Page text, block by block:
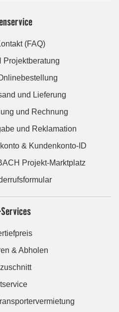
(FAQ)
Projektberatung
und Lieferung
und Rechnung
und Reklamation
& Kundenkonto-ID
Projekt-Marktplatz
& Abholen